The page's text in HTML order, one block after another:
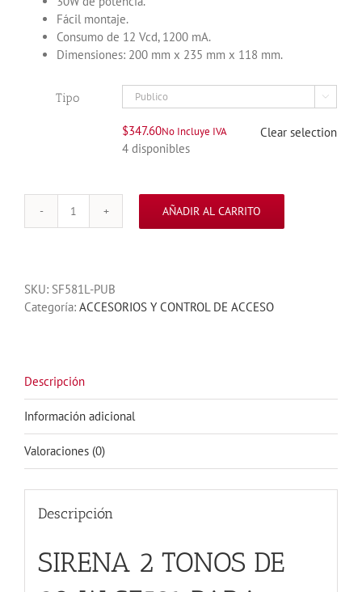
Fácil montaje.
Consumo de 12 Vcd, 1200 mA.
Dimensiones: 200 mm x 235 mm x 118 mm.
Tipo 
$347.60No Incluye IVA
4 disponibles
Clear selection
SIRENA
TONOS
DE
PARA
SISTEMAS
DE
ALARMAS
Y
ENERGIZADORES
cantidad
AÑADIR AL CARRITO
SKU: SF581L-PUB
Categoría: ACCESORIOS Y CONTROL DE ACCESO
Descripción
Información adicional
Valoraciones (0)
Descripción
SIRENA 2 TONOS DE